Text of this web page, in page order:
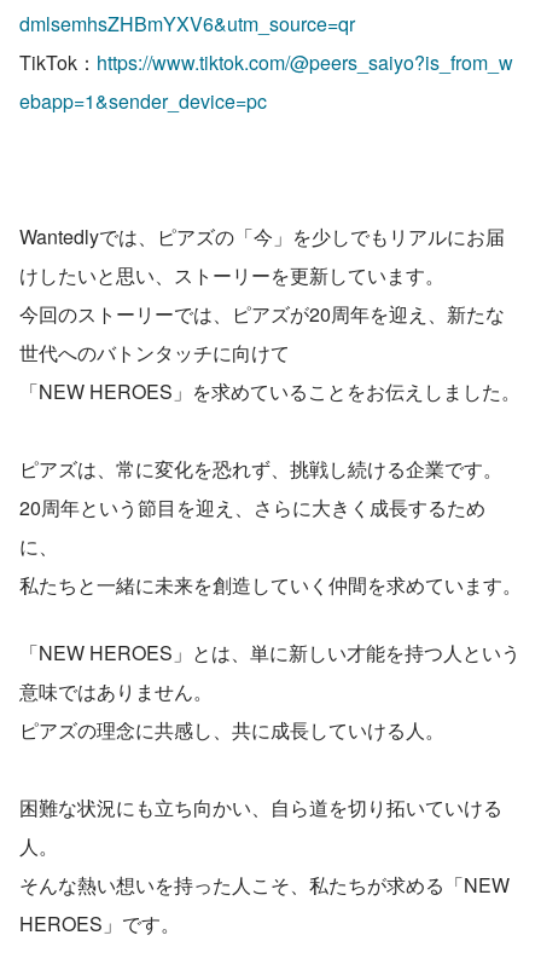
dmlsemhsZHBmYXV6&utm_source=qr
TikTok： https://www.tiktok.com/@peers_saiyo?is_from_w
ebapp=1&sender_device=pc
Wantedlyでは、ピアズの「今」を少しでもリアルにお届
けしたいと思い、ストーリーを更新しています。
今回のストーリーでは、ピアズが20周年を迎え、新たな
世代へのバトンタッチに向けて
「NEW HEROES」を求めていることをお伝えしました。
ピアズは、常に変化を恐れず、挑戦し続ける企業です。
20周年という節目を迎え、さらに大きく成長するため
に、
私たちと一緒に未来を創造していく仲間を求めています。
「NEW HEROES」とは、単に新しい才能を持つ人という
意味ではありません。
ピアズの理念に共感し、共に成長していける人。
困難な状況にも立ち向かい、自ら道を切り拓いていける
人。
そんな熱い想いを持った人こそ、私たちが求める「NEW
HEROES」です。